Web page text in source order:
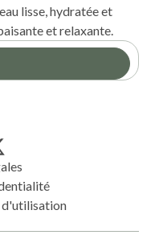
lisse, hydratée et
et relaxante.
d'utilisation